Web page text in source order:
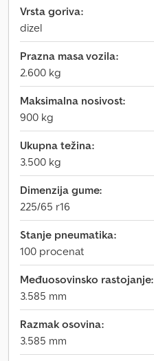
Vrsta goriva:
dizel
Prazna masa vozila:
2.600 kg
Maksimalna nosivost:
900 kg
Ukupna težina:
3.500 kg
Dimenzija gume:
225/65 r16
Stanje pneumatika:
100 procenat
Međuosovinsko rastojanje:
3.585 mm
Razmak osovina:
3.585 mm